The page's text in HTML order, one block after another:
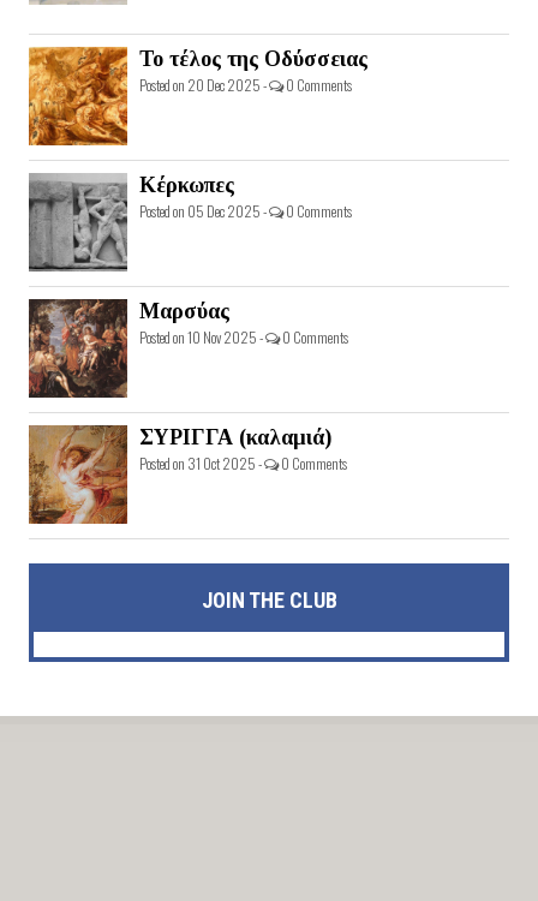
Το τέλος της Οδύσσειας
Posted on 20 Dec 2025 - 0 Comments
Κέρκωπες
Posted on 05 Dec 2025 - 0 Comments
Μαρσύας
Posted on 10 Nov 2025 - 0 Comments
ΣΥΡΙΓΓΑ (καλαμιά)
Posted on 31 Oct 2025 - 0 Comments
JOIN THE CLUB